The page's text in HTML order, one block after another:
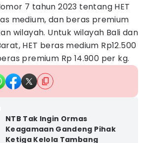
7 tahun 2023 tentang HET
medium, dan beras premium
wilayah. Untuk wilayah Bali dan
HET beras medium Rp12.500
premium Rp 14.900 per kg.
NTB Tak Ingin Ormas
Keagamaan Gandeng Pihak
Ketiga Kelola Tambang